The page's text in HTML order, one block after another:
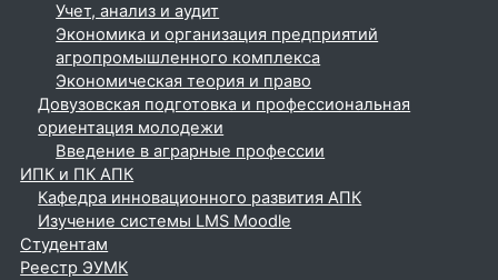
Учет, анализ и аудит
Экономика и организация предприятий
агропромышленного комплекса
Экономическая теория и право
Довузовская подготовка и профессиональная
ориентация молодежи
Введение в аграрные профессии
ИПК и ПК АПК
Кафедра инновационного развития АПК
Изучение системы LMS Moodle
Студентам
Реестр ЭУМК